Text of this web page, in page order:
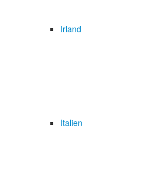
Irland
Italien